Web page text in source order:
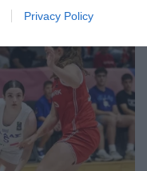
Privacy Policy